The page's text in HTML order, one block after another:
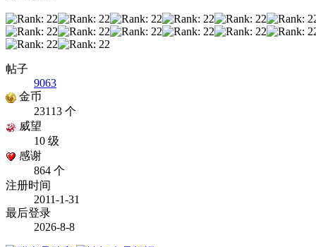
帖子
9063
金币
23113 个
威望
10 级
感谢
864 个
注册时间
2011-1-31
最后登录
2026-8-8